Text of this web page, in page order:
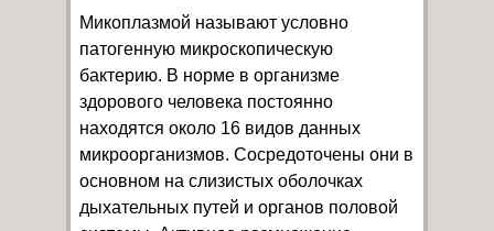
Микоплазмой называют условно
патогенную микроскопическую
бактерию. В норме в организме
здорового человека постоянно
находятся около 16 видов данных
микроорганизмов. Сосредоточены они в
основном на слизистых оболочках
дыхательных путей и органов половой